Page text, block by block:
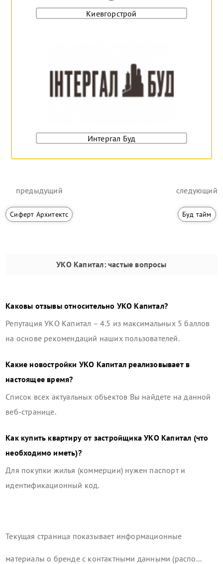
Киевгорстрой
Интергал Буд
предыдущий
Сиферт Архитектс
следующий
Буд тайм
УКО Капитал: частые вопросы
Каковы отзывы относительно УКО Капитал?
РепутацияУКО Капитал –4.5 из максимальных 5 баллов
на основе рекомендаций наших пользователей.
Какие новостройки УКО Капитал реализовывает в
настоящее время?
Список всех актуальных объектов Вы найдете на данной
веб-странице.
Как купить квартиру от застройщикаУКО Капитал (что
необходимо иметь)?
Для покупки жилья (коммерции) нужен паспорт и
идентификационный код.
Текущая страница показывает информационные
материалы о бренде с контактными данными (распо...